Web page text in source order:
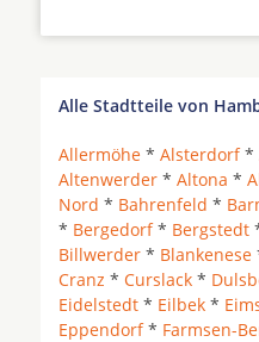
Alle Stadtteile von
Allermöhe * Alsterdorf*
Altenwerder * Altona *
Nord * Bahrenfeld *
* Bergedorf* Bergstedt
Billwerder * Blankenese
Cranz * Curslack *
Eidelstedt * Eilbek *
Eppendorf* Farmsen-